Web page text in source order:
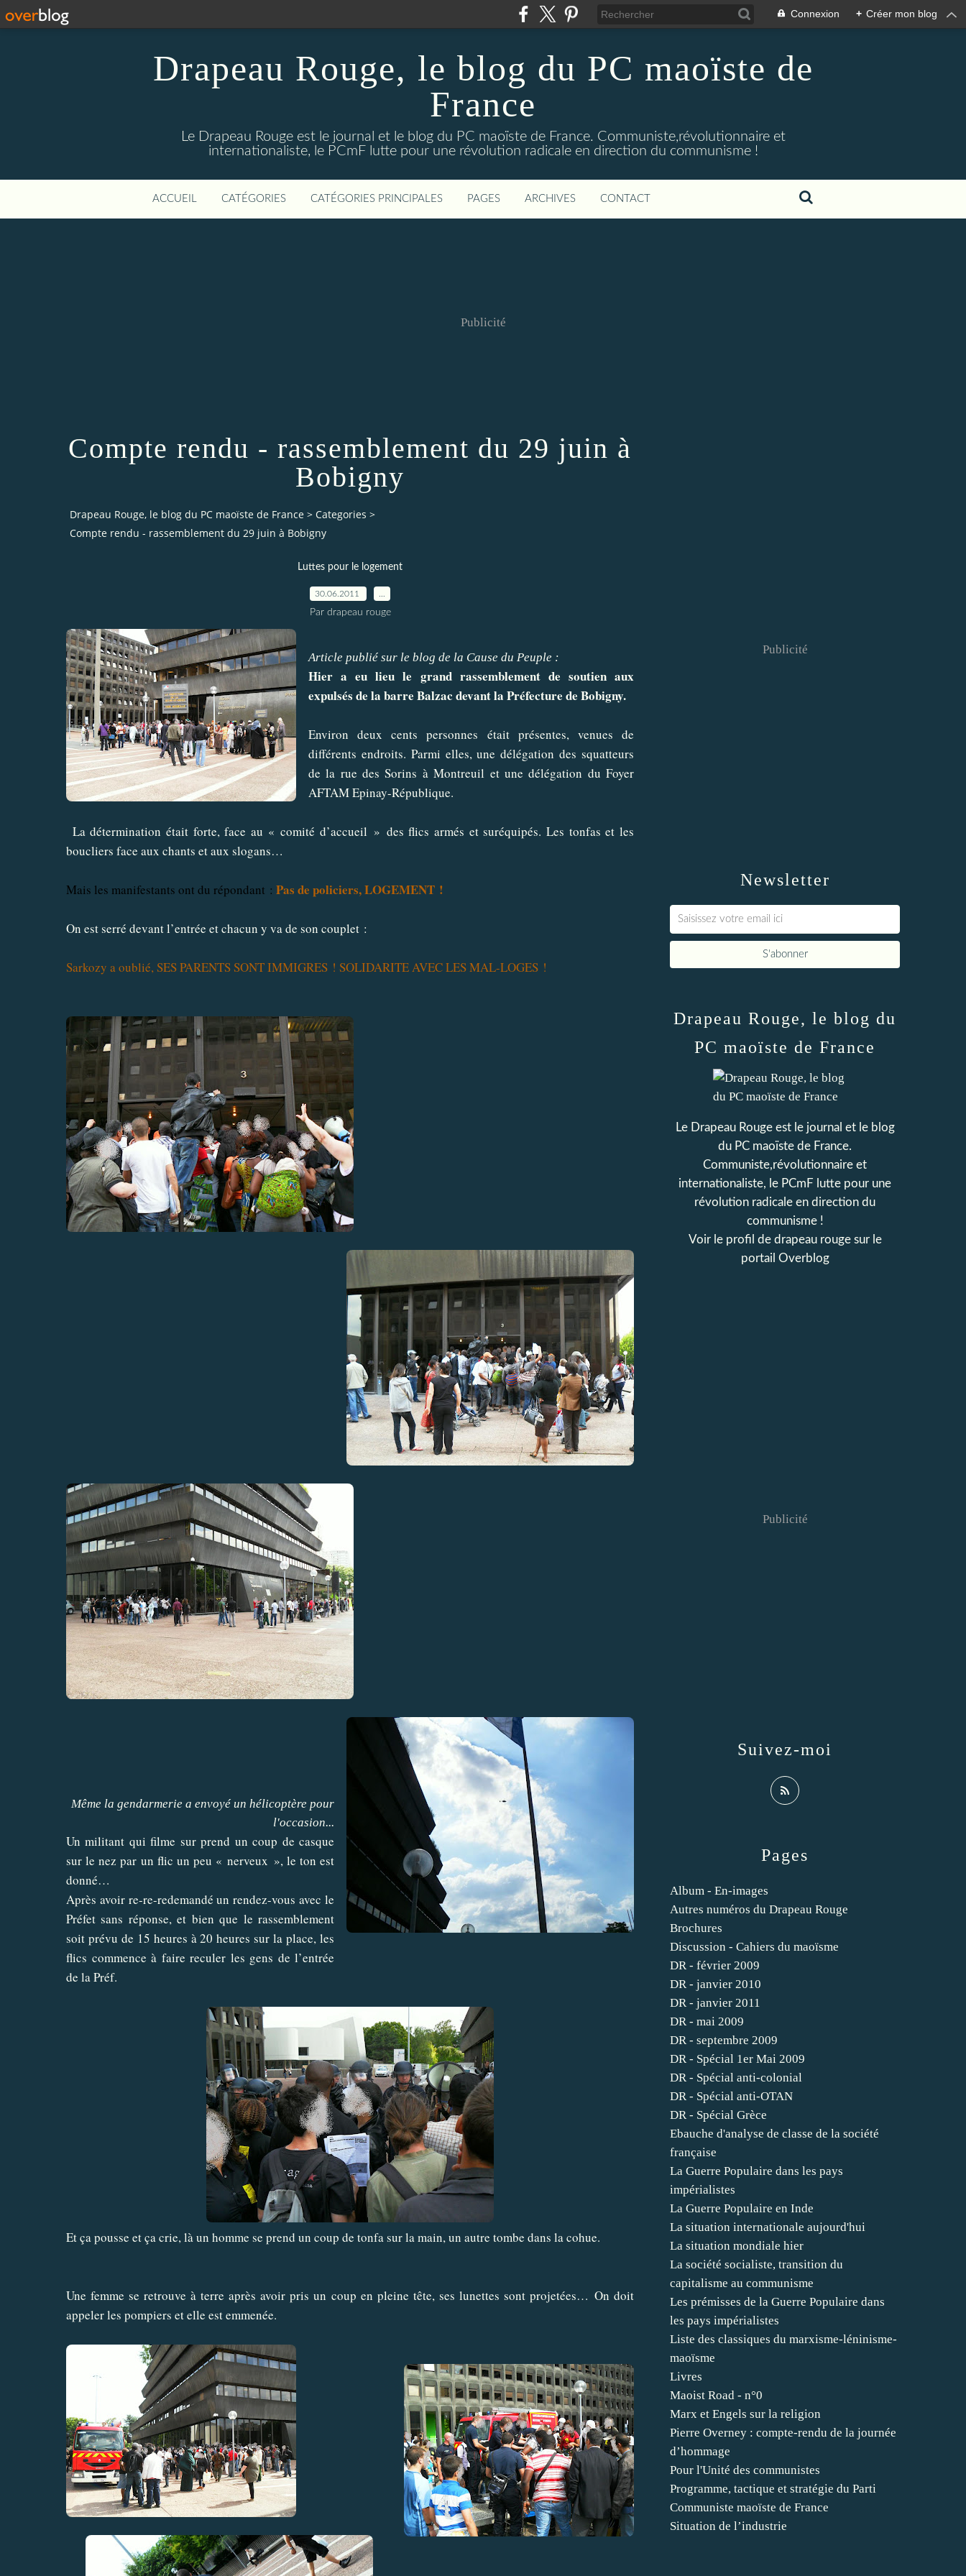
Connexion + Créer mon blog
Drapeau Rouge, le blog du PC maoïste de
France
Le Drapeau Rouge est le journal et le blog du PC maoïste de France. Communiste,révolutionnaire et
internationaliste, le PCmF lutte pour une révolution radicale en direction du communisme !
ACCUEIL CATÉGORIES CATÉGORIES PRINCIPALES PAGES ARCHIVES CONTACT
Publicité
Compte rendu - rassemblement du 29 juin à
Bobigny
Drapeau Rouge, le blog du PC maoïste de France > Categories >
Compte rendu - rassemblement du 29 juin à Bobigny
Luttes pour le logement
30.06.2011
Par drapeau rouge
Article publié sur le blog de la Cause du Peuple :
Hier a eu lieu le grand rassemblement de soutien aux
expulsés de la barre Balzac devant la Préfecture de Bobigny.
Environ deux cents personnes était présentes, venues de
différents endroits. Parmi elles, une délégation des squatteurs
de la rue des Sorins à Montreuil et une délégation duFoyer
AFTAM Epinay-République.
La détermination était forte, face au « comité d’accueil » des flics armés et suréquipés. Les tonfas et les
boucliers face aux chants et aux slogans…
Mais les manifestants ont du répondant : Pas de policiers, LOGEMENT !
On est serré devant l’entrée et chacun y va de son couplet :
Sarkozy a oublié, SES PARENTS SONT IMMIGRES ! SOLIDARITE AVEC LES MAL-LOGES !
Même la gendarmerie a envoyé un hélicoptère pour
l'occasion...
Un militant qui filme sur prend un coup de casque
sur le nez par un flic un peu « nerveux », le ton est
donné…
Après avoir re-re-redemandé un rendez-vous avec le
Préfet sans réponse, et bien que le rassemblement
soit prévu de 15 heures à 20 heures sur la place, les
flics commence à faire reculer les gens de l’entrée
de la Préf.
Et ça pousse et ça crie, là un homme se prend un coup de tonfa sur la main, un autre tombe dans la cohue.
Une femme se retrouve à terre après avoir pris un coup en pleine tête, ses lunettes sont projetées… On doit
appeler les pompiers et elle est emmenée.
Newsletter
Publicité
Pages
Album - En-images
Autres numéros du Drapeau Rouge
Brochures
Discussion - Cahiers du maoïsme
DR - février 2009
DR - janvier 2010
DR - janvier 2011
DR - mai 2009
DR - septembre 2009
DR - Spécial 1er Mai 2009
DR - Spécial anti-colonial
DR - Spécial anti-OTAN
DR - Spécial Grèce
Ebauche d'analyse de classe de la société
française
La Guerre Populaire dans les pays
impérialistes
La Guerre Populaire en Inde
La situation internationale aujourd'hui
La situation mondiale hier
La société socialiste, transition du
capitalisme au communisme
Les prémisses de la Guerre Populaire dans
les pays impérialistes
Liste des classiques du marxisme-léninisme-
maoïsme
Livres
Maoist Road - n°0
Marx et Engels sur la religion
Pierre Overney : compte-rendu de la journée
d’hommage
Pour l'Unité des communistes
Programme, tactique et stratégie du Parti
Communiste maoïste de France
Situation de l’industrie
Drapeau Rouge, le blog du
PC maoïste de France
Le Drapeau Rouge est le journal et le blog
du PC maoïste de France.
Communiste,révolutionnaire et
internationaliste, le PCmF lutte pour une
révolution radicale en direction du
communisme !
Voir le profil de drapeau rougesur le
portail Overblog
Suivez-moi
Publicité